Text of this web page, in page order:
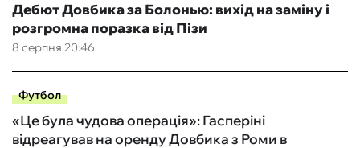
8 серпня 20:46
Дебют Довбика за Болонью: вихід на заміну і
розгромна поразка від Пізи
Футбол
«Це була чудова операція»: Гасперіні
відреагував на оренду Довбика з Роми в